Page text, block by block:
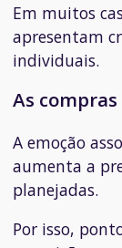
Em muitos
apresentam
individuais.
As
A emoção
aumenta a
planejadas.
Por isso,